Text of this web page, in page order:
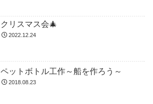
クリスマス会🎄
2022.12.24
ペットボトル工作～船を作ろう～
2018.08.23